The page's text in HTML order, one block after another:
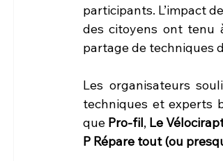
participants. L’impact
des citoyens ont tenu
partage de techniques
Les organisateurs
techniques et experts
que Pro-fil, Le
P Répare tout (ou